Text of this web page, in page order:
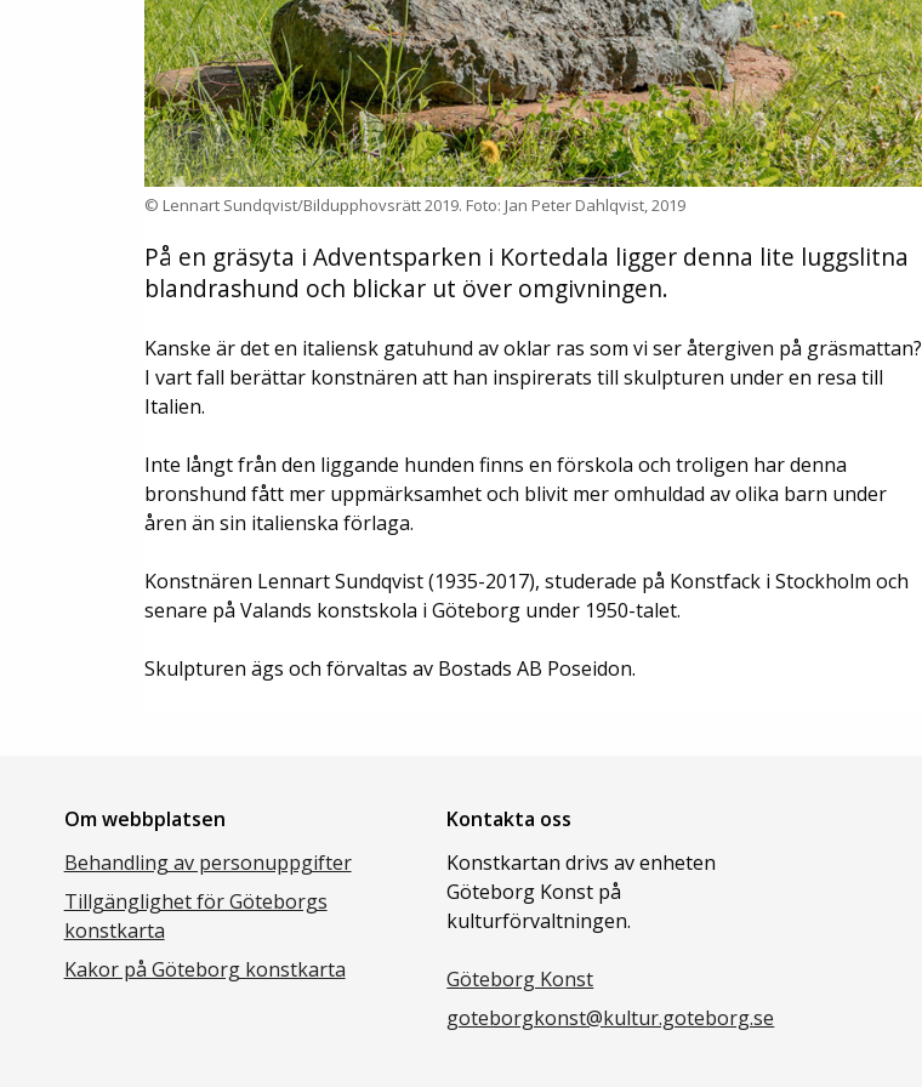
© Lennart Sundqvist/Bildupphovsrätt 2019. Foto: Jan Peter Dahlqvist, 2019
På en gräsyta i Adventsparken i Kortedala ligger denna lite luggslitna
blandrashund och blickar ut över omgivningen.
Kanske är det en italiensk gatuhund av oklar ras som vi ser återgiven på gräsmattan?
I vart fall berättar konstnären att han inspirerats till skulpturen under en resa till
Italien.
Inte långt från den liggande hunden finns en förskola och troligen har denna
bronshund fått mer uppmärksamhet och blivit mer omhuldad av olika barn under
åren än sin italienska förlaga.
Konstnären Lennart Sundqvist (1935-2017), studerade på Konstfack i Stockholm och
senare på Valands konstskola i Göteborg under 1950-talet.
Skulpturen ägs och förvaltas av Bostads AB Poseidon.
Om webbplatsen
Behandling av personuppgifter
Tillgänglighet för Göteborgs
konstkarta
Kakor på Göteborg konstkarta
Kontakta oss
Konstkartan drivs av enheten
Göteborg Konst på
kulturförvaltningen.
Göteborg Konst
goteborgkonst@kultur.goteborg.se